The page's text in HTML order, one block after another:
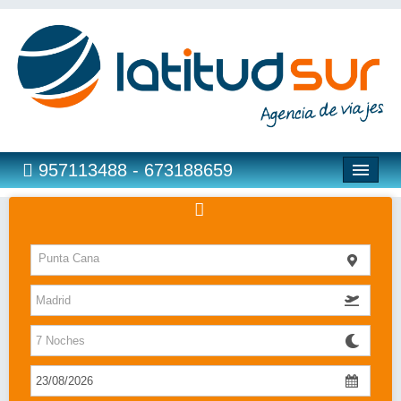
957113488 - 673188659
Hoteles
Costas
Islas
Caribe
Bahia Principe
Punta Cana